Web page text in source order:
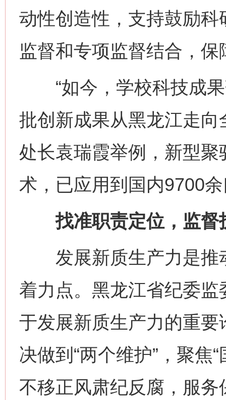
动性创造性，支持鼓励
监督和专项监督结合，
“如今，学校科技成果
批创新成果从黑龙江走向
处长袁瑞霞举例，新型
术，已应用到国内9700
找准职责定位，监督
发展新质生产力是推
着力点。黑龙江省纪委
于发展新质生产力的重要
决做到“两个维护”，聚焦
不移正风肃纪反腐，服